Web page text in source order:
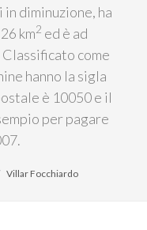
diminuzione, ha
km2 ed è ad
come
hanno la sigla
è 10050 e il
per pagare
Villar Focchiardo